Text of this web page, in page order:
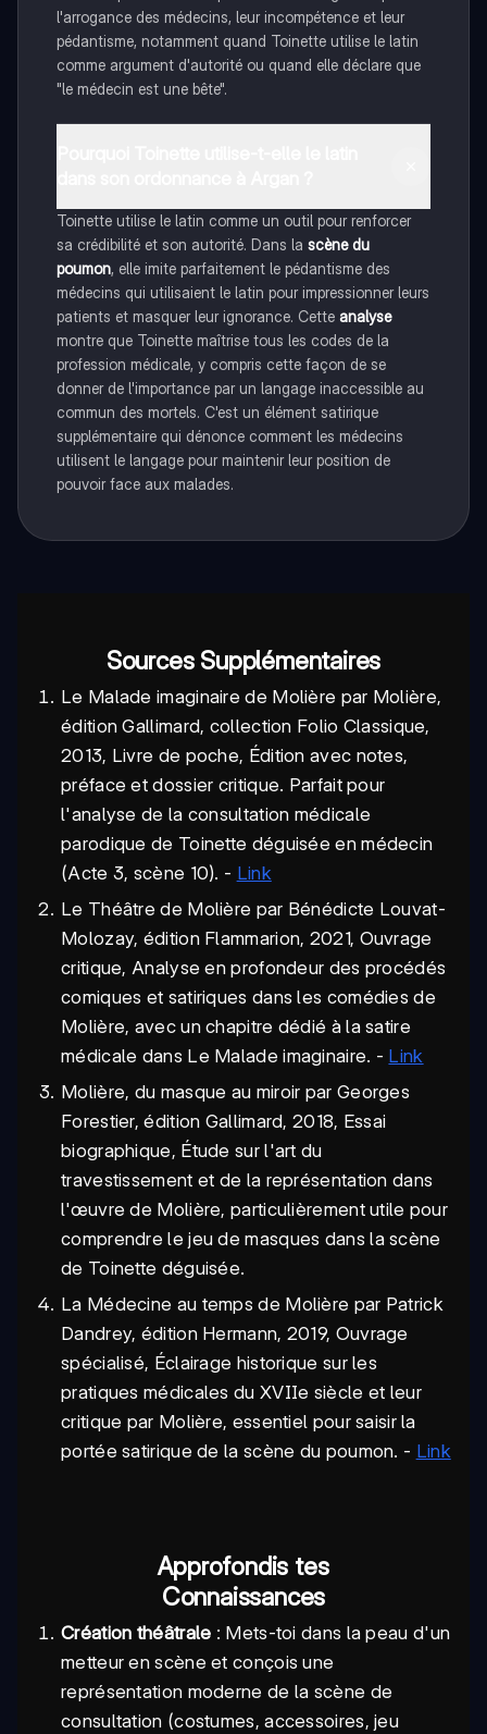
l'arrogance des médecins, leur incompétence et leur
pédantisme, notamment quand Toinette utilise le latin
comme argument d'autorité ou quand elle déclare que
"le médecin est une bête".
Toinette utilise le latin comme un outil pour renforcer
sa crédibilité et son autorité. Dans la scène du
poumon, elle imite parfaitement le pédantisme des
médecins qui utilisaient le latin pour impressionner leurs
patients et masquer leur ignorance. Cette analyse
montre que Toinette maîtrise tous les codes de la
profession médicale, y compris cette façon de se
donner de l'importance par un langage inaccessible au
commun des mortels. C'est un élément satirique
supplémentaire qui dénonce comment les médecins
utilisent le langage pour maintenir leur position de
pouvoir face aux malades.
Sources Supplémentaires
Le Malade imaginaire de Molière par Molière,
édition Gallimard, collection Folio Classique,
2013, Livre de poche, Édition avec notes,
préface et dossier critique. Parfait pour
l'analyse de la consultation médicale
parodique de Toinette déguisée en médecin
(Acte 3, scène 10). - Link
Le Théâtre de Molière par Bénédicte Louvat-
Molozay, édition Flammarion, 2021, Ouvrage
critique, Analyse en profondeur des procédés
comiques et satiriques dans les comédies de
Molière, avec un chapitre dédié à la satire
médicale dans Le Malade imaginaire. - Link
Molière, du masque au miroir par Georges
Forestier, édition Gallimard, 2018, Essai
biographique, Étude sur l'art du
travestissement et de la représentation dans
l'œuvre de Molière, particulièrement utile pour
comprendre le jeu de masques dans la scène
de Toinette déguisée.
La Médecine au temps de Molière par Patrick
Dandrey, édition Hermann, 2019, Ouvrage
spécialisé, Éclairage historique sur les
pratiques médicales du XVIIe siècle et leur
critique par Molière, essentiel pour saisir la
portée satirique de la scène du poumon. - Link
Approfondis tes
Connaissances
Création théâtrale : Mets-toi dans la peau d'un
metteur en scène et conçois une
représentation moderne de la scène de
consultation (costumes, accessoires, jeu